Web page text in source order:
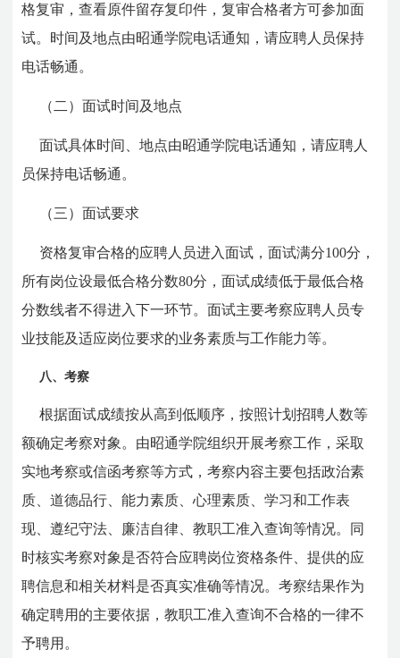
格复审，查看原件留存复印件，复审合格者方可参加面
试。时间及地点由昭通学院电话通知，请应聘人员保持
电话畅通。
（二）面试时间及地点
面试具体时间、地点由昭通学院电话通知，请应聘人
员保持电话畅通。
（三）面试要求
资格复审合格的应聘人员进入面试，面试满分100分，
所有岗位设最低合格分数80分，面试成绩低于最低合格
分数线者不得进入下一环节。面试主要考察应聘人员专
业技能及适应岗位要求的业务素质与工作能力等。
八、考察
根据面试成绩按从高到低顺序，按照计划招聘人数等
额确定考察对象。由昭通学院组织开展考察工作，采取
实地考察或信函考察等方式，考察内容主要包括政治素
质、道德品行、能力素质、心理素质、学习和工作表
现、遵纪守法、廉洁自律、教职工准入查询等情况。同
时核实考察对象是否符合应聘岗位资格条件、提供的应
聘信息和相关材料是否真实准确等情况。考察结果作为
确定聘用的主要依据，教职工准入查询不合格的一律不
予聘用。